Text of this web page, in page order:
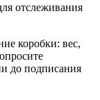
отслеживания
коробки: вес,
до подписания